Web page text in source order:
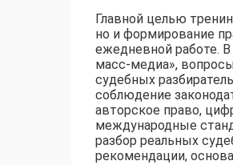
Главной целью
но и формирование
ежедневной работе. В
масс-медиа»,
судебных
соблюдение
авторское право,
международные
разбор реальных
рекомендации,